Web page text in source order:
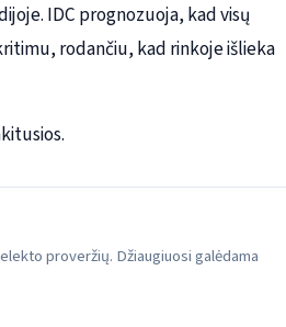
IDC prognozuoja, kad visų
rodančiu, kad rinkoje išlieka
proveržių. Džiaugiuosi galėdama